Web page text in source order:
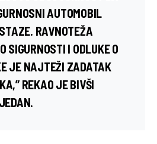
AUTOMOBIL
RAVNOTEŽA
SIGURNOSTI I ODLUKE O
JE NAJTEŽI ZADATAK
REKAO JE BIVŠI